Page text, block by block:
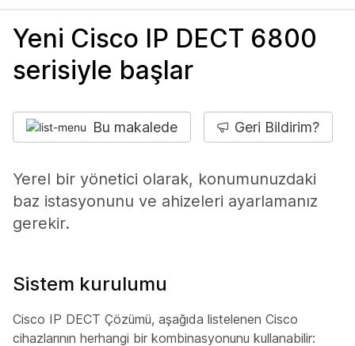
Yeni Cisco IP DECT 6800
serisiyle başlar
Bu makalede Geri Bildirim?
Yerel bir yönetici olarak, konumunuzdaki
baz istasyonunu ve ahizeleri ayarlamanız
gerekir.
Sistem kurulumu
Cisco IP DECT Çözümü, aşağıda listelenen Cisco
cihazlarının herhangi bir kombinasyonunu kullanabilir: